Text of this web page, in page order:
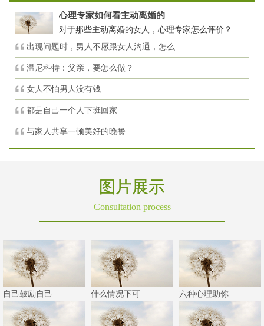
心理专家如何看主动离婚的
对于那些主动离婚的女人，心理专家怎么评价？
出现问题时，男人不愿跟女人沟通，怎么
温尼科特：父亲，要怎么做？
女人不怕男人没有钱
都是自己一个人下班回家
与家人共享一顿美好的晚餐
图片展示
Consultation process
自己鼓励自己 什么情况下可 六种心理助你